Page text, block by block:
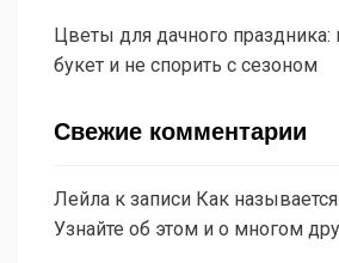
Цветы для дачного праздника:
букет и не спорить с сезоном
Свежие комментарии
Лейла к записи Как
Узнайте об этом и о многом